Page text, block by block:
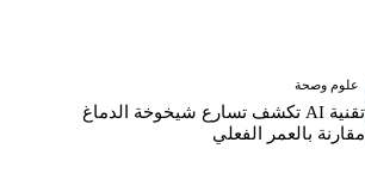
علوم وصحة
تقنية AI تكشف تسارع شيخوخة الدماغ
مقارنة بالعمر الفعلي